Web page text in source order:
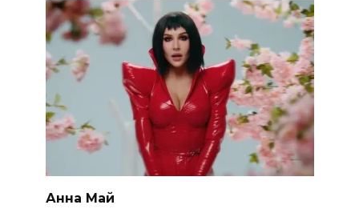
Анна Май